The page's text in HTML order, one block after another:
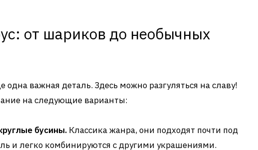
от шариков до необычных
одна важная деталь. Здесь можно разгуляться на славу!
на следующие варианты:
бусины. Классика жанра, они подходят почти под
и легко комбинируются с другими украшениями.